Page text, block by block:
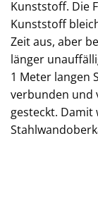
Kunststoff. Die
Kunststoff
Zeit aus, aber
länger
1 Meter langen
verbunden und
gesteckt.